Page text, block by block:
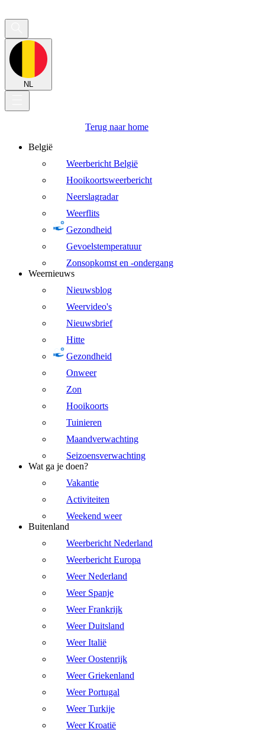
NL
Terug naar home
België
Weerbericht België
Hooikoortsweerbericht
Neerslagradar
Weerflits
Gezondheid
Gevoelstemperatuur
Zonsopkomst en -ondergang
Weernieuws
Nieuwsblog
Weervideo's
Nieuwsbrief
Hitte
Gezondheid
Onweer
Zon
Hooikoorts
Tuinieren
Maandverwachting
Seizoensverwachting
Wat ga je doen?
Vakantie
Activiteiten
Weekend weer
Buitenland
Weerbericht Nederland
Weerbericht Europa
Weer Nederland
Weer Spanje
Weer Frankrijk
Weer Duitsland
Weer Italië
Weer Oostenrijk
Weer Griekenland
Weer Portugal
Weer Turkije
Weer Kroatië